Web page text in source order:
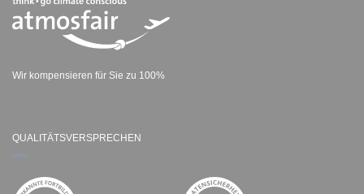
Wir kompensieren für Sie zu 100%
QUALITÄTSVERSPRECHEN